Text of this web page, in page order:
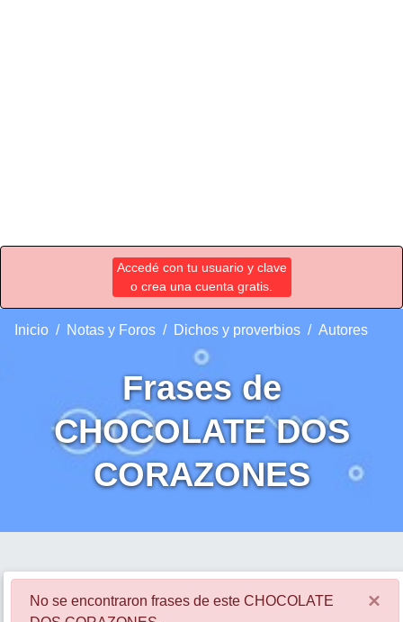
Accedé con tu usuario y clave
o crea una cuenta gratis.
Inicio Notas y Foros Dichos y proverbios Autores
Frases de
CHOCOLATE DOS
CORAZONES
No se encontraron frases de este CHOCOLATE
×